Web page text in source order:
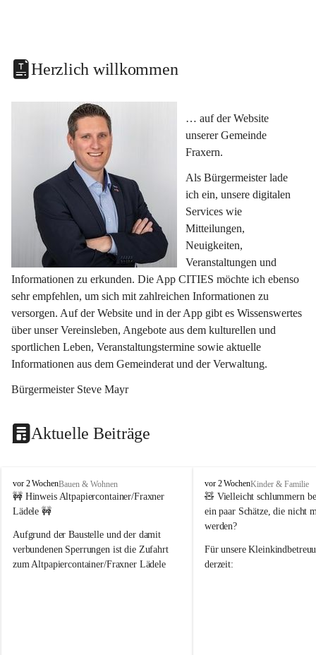
Herzlich willkommen
… auf der Website
unserer Gemeinde
Fraxern.
Als Bürgermeister lade
ich ein, unsere digitalen
Services wie
Mitteilungen,
Neuigkeiten,
Veranstaltungen und
Informationen zu erkunden. Die App CITIES möchte ich ebenso
sehr empfehlen, um sich mit zahlreichen Informationen zu
versorgen. Auf der Website und in der App gibt es Wissenswertes
über unser Vereinsleben, Angebote aus dem kulturellen und
sportlichen Leben, Veranstaltungstermine sowie aktuelle
Informationen aus dem Gemeinderat und der Verwaltung.
Bürgermeister Steve Mayr
Aktuelle Beiträge
F
r
a
e
r
n
vor 2 WochenBauen & Wohnen
🚧 Hinweis Altpapiercontainer/Fraxner
Lädele 🚧
Aufgrund der Baustelle und der damit
verbundenen Sperrungen ist die Zufahrt
zum Altpapiercontainer/Fraxner Lädele
F
r
a
x
r
n
vor 2 WochenKinder & Familie
🧸 Vielleicht schlummern
ein paar Schätze, die nicht
werden?
Für unsere
derzeit: